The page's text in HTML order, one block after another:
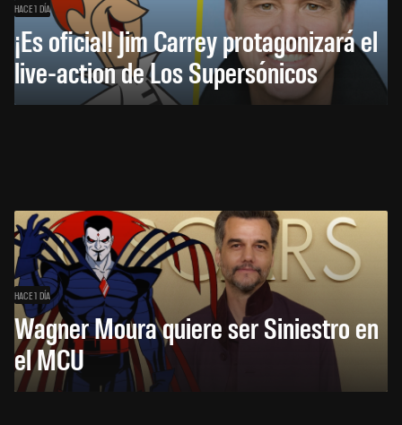
HACE 1 DÍA
¡Es oficial! Jim Carrey protagonizará el
live-action de Los Supersónicos
HACE 1 DÍA
Wagner Moura quiere ser Siniestro en
el MCU